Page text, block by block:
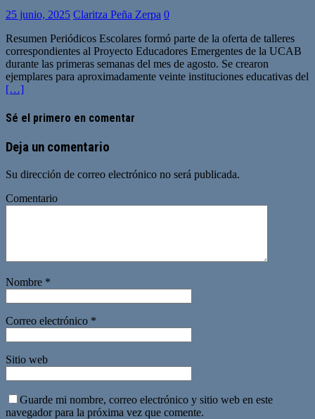
25 junio, 2025 Claritza Peña Zerpa 0
Resumen Periódicos Escolares formó parte de la oferta de talleres
correspondientes al Proyecto Educadores Emergentes de la UCAB
durante las primeras semanas del mes de agosto. Se crearon
ejemplares para aproximadamente veinte instituciones educativas del
[…]
Sé el primero en comentar
Deja un comentario
Su dirección de correo electrónico no será publicada.
Comentario
Nombre *
Correo electrónico *
Sitio web
Guarde mi nombre, correo electrónico y sitio web en este
navegador para la próxima vez que comente.